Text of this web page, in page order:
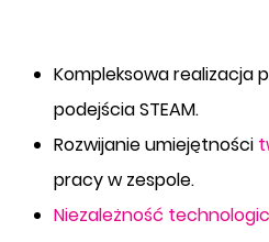
Kompleksowa realizacja
podejścia STEAM.
Rozwijanie umiejętności
pracy w zespole.
Niezależność